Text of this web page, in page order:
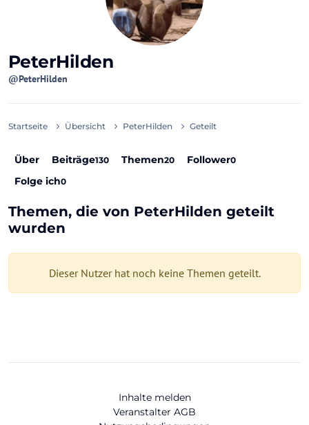
PeterHilden
@PeterHilden
Startseite Übersicht PeterHilden Geteilt
Über Beiträge130 Themen20 Follower0
Folge ich0
Themen, die von PeterHilden geteilt
wurden
Dieser Nutzer hat noch keine Themen geteilt.
Inhalte melden
Veranstalter AGB